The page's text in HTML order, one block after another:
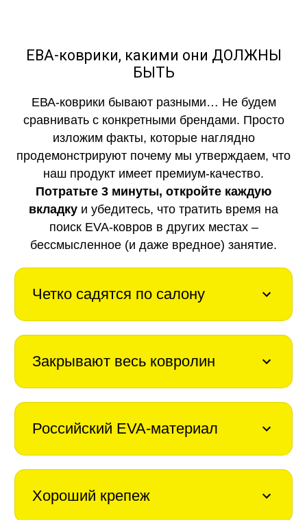
ЕВА-коврики, какими они ДОЛЖНЫ
БЫТЬ
ЕВА-коврики бывают разными… Не будем
сравнивать с конкретными брендами. Просто
изложим факты, которые наглядно
продемонстрируют почему мы утверждаем, что
наш продукт имеет премиум-качество.
Потратьте 3 минуты, откройте каждую
вкладку и убедитесь, что тратить время на
поиск EVA-ковров в других местах –
бессмысленное (и даже вредное) занятие.
Четко садятся по салону
Закрывают весь ковролин
Российский EVA-материал
Хороший крепеж